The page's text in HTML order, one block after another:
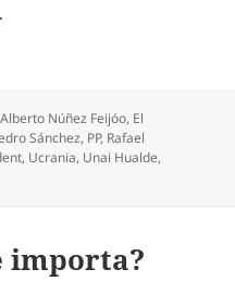
Etiquetas
Alberto Núñez Feijóo, El
Sánchez, PP, Rafael
, Ucrania, Unai Hualde,
importa?